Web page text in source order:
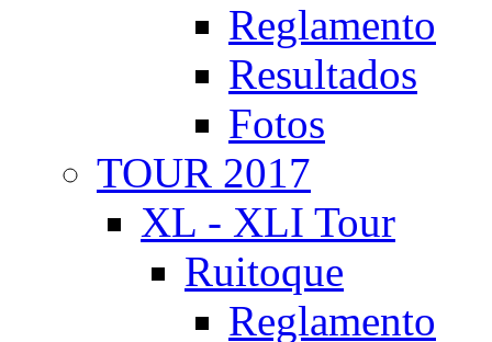
Reglamento
Resultados
Fotos
TOUR 2017
XL - XLI Tour
Ruitoque
Reglamento